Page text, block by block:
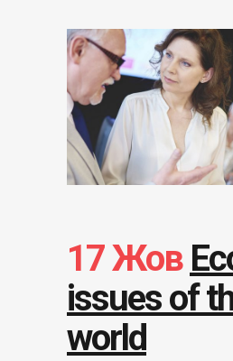
17 Жов
issues of
world